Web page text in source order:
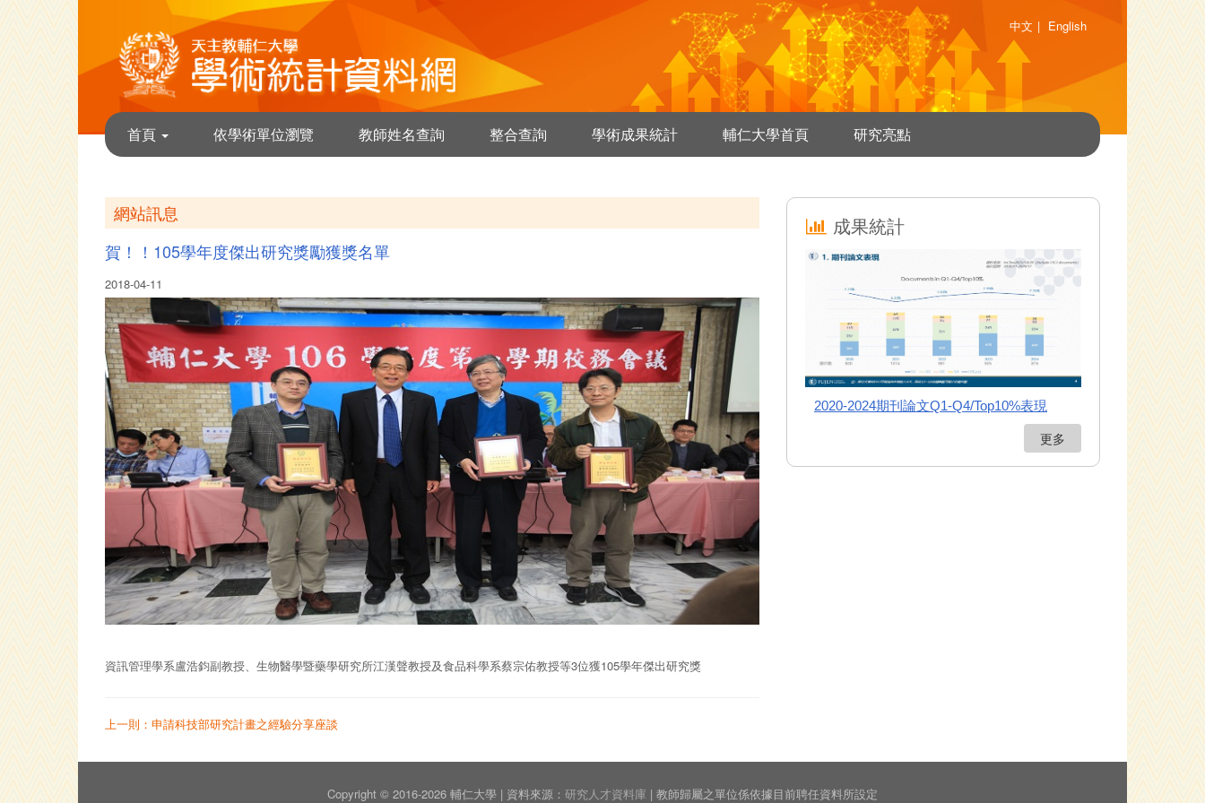
中文 | English
首頁 依學術單位瀏覽 教師姓名查詢 整合查詢 學術成果統計 輔仁大學首頁 研究亮點
網站訊息
賀！！105學年度傑出研究獎勵獲獎名單
2018-04-11
資訊管理學系盧浩鈞副教授、生物醫學暨藥學研究所江漢聲教授及食品科學系蔡宗佑教授等3位獲105學年傑出研究獎
上一則：申請科技部研究計畫之經驗分享座談
成果統計
2020-2024期刊論文Q1-Q4/Top10%表現
更多
Copyright © 2016-2026 輔仁大學 | 資料來源： 研究人才資料庫 | 教師歸屬之單位係依據目前聘任資料所設定